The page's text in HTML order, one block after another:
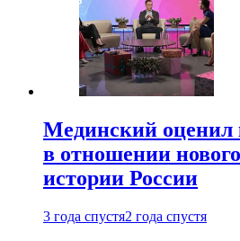
Мединский оценил
в отношении
истории России
3 года спустя2 года спустя